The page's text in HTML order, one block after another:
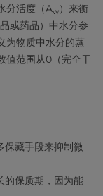
分活度（Aw）来衡
或药品）中水分参
为物质中水分的蒸
值范围从0（完全干
保藏手段来抑制微
的保质期，因为能